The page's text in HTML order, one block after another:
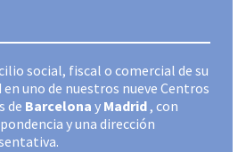
social, fiscal o comercial de su
uno de nuestros nueve Centros
de Barcelona y Madrid, con
y una dirección